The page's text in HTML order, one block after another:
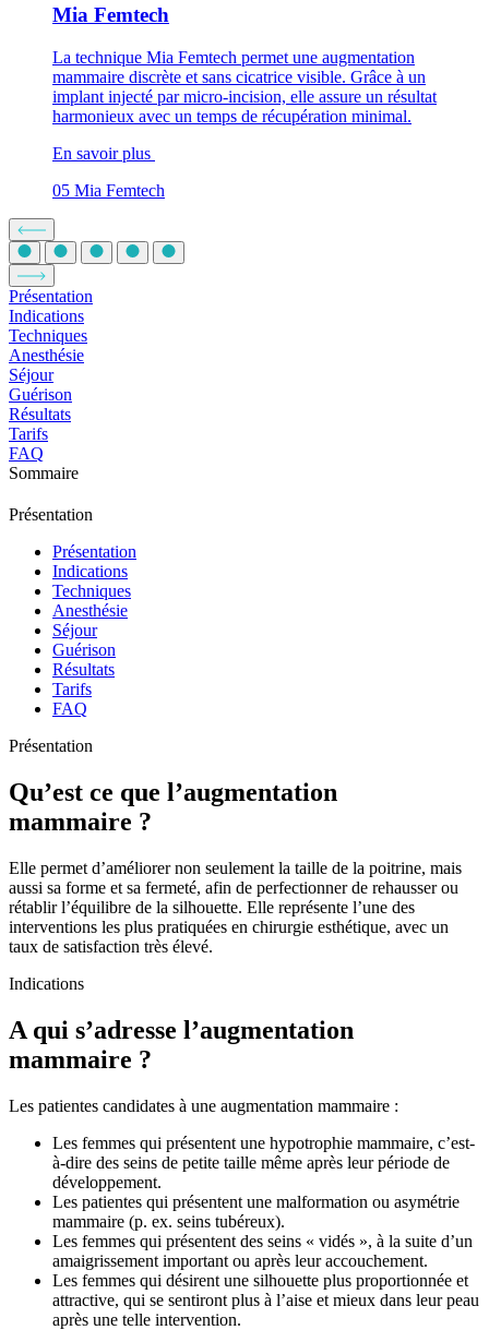
Mia Femtech
La technique Mia Femtech permet une augmentation
mammaire discrète et sans cicatrice visible. Grâce à un
implant injecté par micro-incision, elle assure un résultat
harmonieux avec un temps de récupération minimal.
En savoir plus
05 Mia Femtech
Présentation
Indications
Techniques
Anesthésie
Séjour
Guérison
Résultats
Tarifs
FAQ
Sommaire
Présentation
Présentation
Indications
Techniques
Anesthésie
Séjour
Guérison
Résultats
Tarifs
FAQ
Présentation
Qu’est ce que l’augmentation
mammaire ?
Elle permet d’améliorer non seulement la taille de la poitrine, mais
aussi sa forme et sa fermeté, afin de perfectionner de rehausser ou
rétablir l’équilibre de la silhouette. Elle représente l’une des
interventions les plus pratiquées en chirurgie esthétique, avec un
taux de satisfaction très élevé.
Indications
A qui s’adresse l’augmentation
mammaire ?
Les patientes candidates à une augmentation mammaire :
Les femmes qui présentent une hypotrophie mammaire, c’est-
à-dire des seins de petite taille même après leur période de
développement.
Les patientes qui présentent une malformation ou asymétrie
mammaire (p. ex. seins tubéreux).
Les femmes qui présentent des seins « vidés », à la suite d’un
amaigrissement important ou après leur accouchement.
Les femmes qui désirent une silhouette plus proportionnée et
attractive, qui se sentiront plus à l’aise et mieux dans leur peau
après une telle intervention.